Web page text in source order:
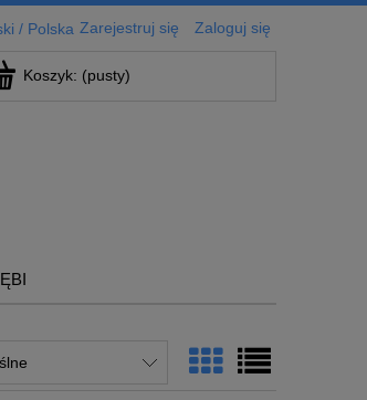
Zarejestruj się Zaloguj się
Koszyk: (pusty)